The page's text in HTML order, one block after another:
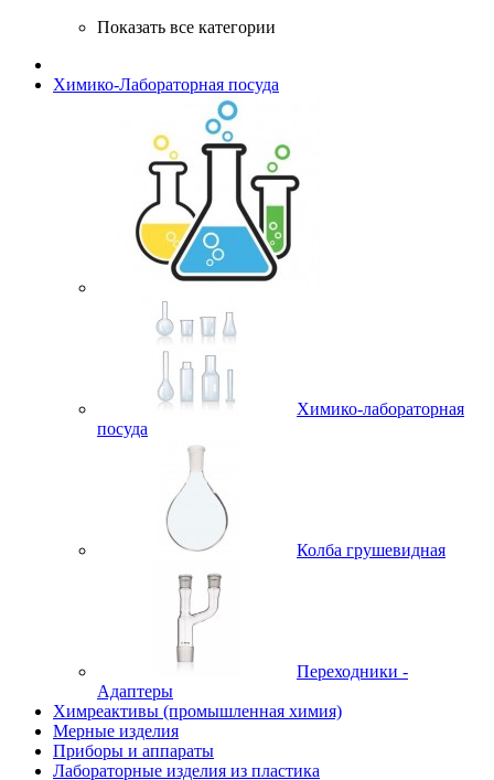
Показать все категории
Химико-Лабораторная посуда
Химико-лабораторная
посуда
Колба грушевидная
Переходники -
Адаптеры
Химреактивы (промышленная химия)
Мерные изделия
Приборы и аппараты
Лабораторные изделия из пластика